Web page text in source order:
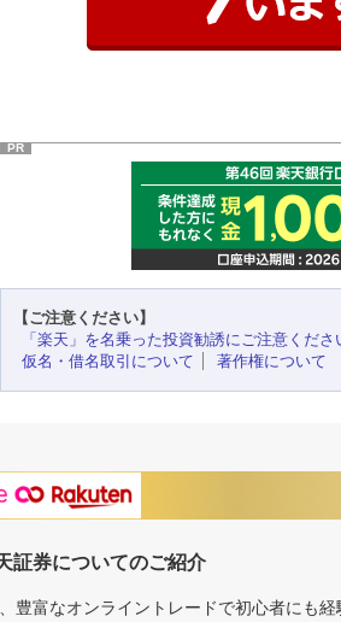
PR
【ご注意ください】
「楽天」を名乗った投資勧誘にご注意くださ
仮名・借名取引について
著作権について
証券についてのご紹介
豊富なオンライントレードで初心者にも